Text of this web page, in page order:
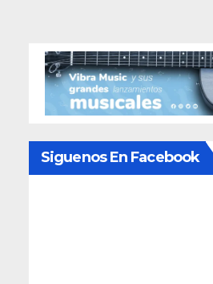
Siguenos En Facebook